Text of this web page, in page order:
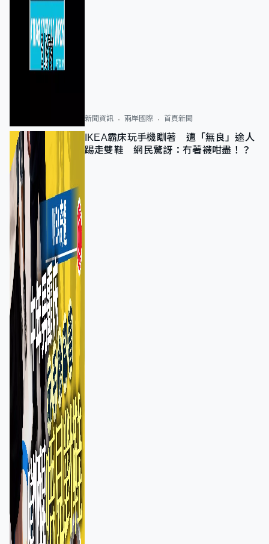
新聞資訊 兩岸國際 首頁新聞
IKEA霸床玩手機瞓著 遭「無良」途人
踢走雙鞋 網民驚訝：冇著襪咁盡！？